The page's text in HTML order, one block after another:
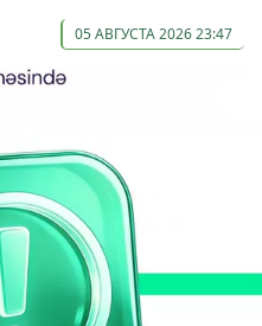
05 АВГУСТА 2026 23:47